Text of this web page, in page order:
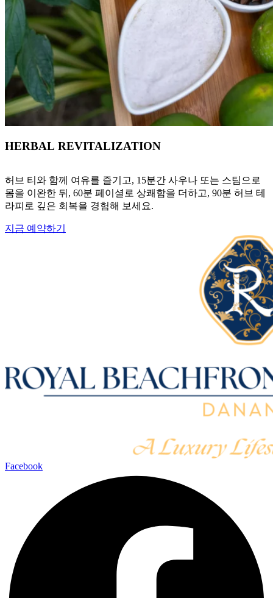
HERBAL REVITALIZATION
허브 티와 함께 여유를 즐기고, 15분간 사우나 또는 스팀으로
몸을 이완한 뒤, 60분 페이셜로 상쾌함을 더하고, 90분 허브 테
라피로 깊은 회복을 경험해 보세요.
지금 예약하기
Facebook